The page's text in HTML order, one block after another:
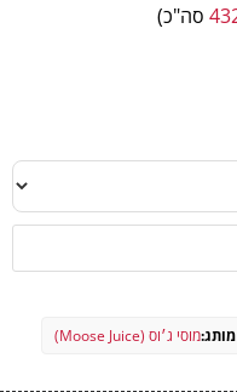
מק"ג
סה"כ)
מותג:מוסי ג׳וס (Moose Juice)